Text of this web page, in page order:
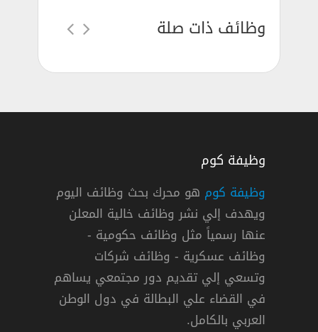
وظائف ذات صلة
وظيفة كوم
وظيفة كوم هو محرك بحث وظائف اليوم
ويهدف إلي نشر وظائف خالية المعلن
عنها رسمياً مثل وظائف حكومية -
وظائف عسكرية - وظائف شركات
وتسعي إلي تقديم دور مجتمعي يساهم
في القضاء علي البطالة في دول الوطن
العربي بالكامل.